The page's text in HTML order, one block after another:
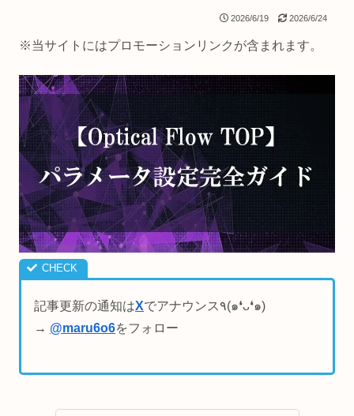
2026/6/19 2026/6/24
※当サイトにはプロモーションリンクが含まれます。
記事更新の通知はX
でアナウンス٩(๑❛ᴗ❛๑)
→ @maru6o6をフォロー